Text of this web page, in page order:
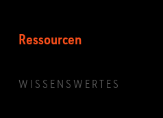
Ressourcen
WISSENSWERTES